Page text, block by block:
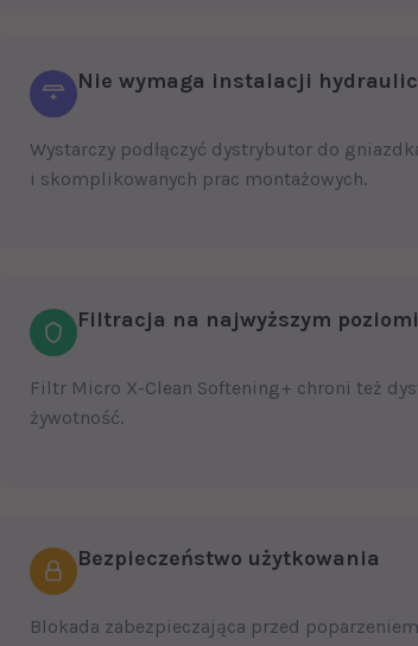
Nie wymaga instalacji
Wystarczy podłączyć dystrybutor do
i skomplikowanych prac montażowych.
Filtracja na najwyższym
Filtr Micro X-Clean Softening+ chroni też
żywotność.
Bezpieczeństwo użytkowania
Blokada zabezpieczająca przed